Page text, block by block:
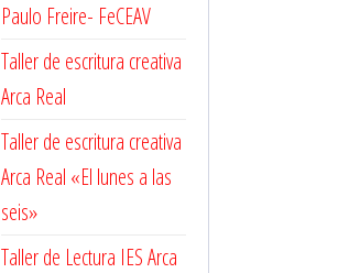
Paulo Freire- FeCEAV
Taller de escritura creativa
Arca Real
Taller de escritura creativa
Arca Real «El lunes a las
seis»
Taller de Lectura IES Arca